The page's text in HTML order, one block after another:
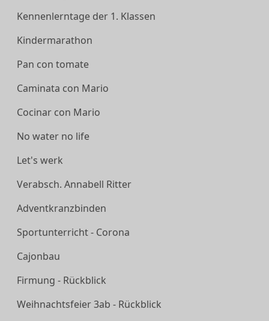
Kennenlerntage der 1. Klassen
Kindermarathon
Pan con tomate
Caminata con Mario
Cocinar con Mario
No water no life
Let's werk
Verabsch. Annabell Ritter
Adventkranzbinden
Sportunterricht - Corona
Cajonbau
Firmung - Rückblick
Weihnachtsfeier 3ab - Rückblick